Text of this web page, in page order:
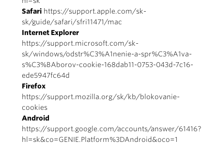
Safari https://support.apple.com/sk-
sk/guide/safari/sfri11471/mac
Internet Explorer
https://support.microsoft.com/sk-
sk/windows/odstr%C3%A1nenie-a-spr%C3%A1va-
s%C3%BAborov-cookie-168dab11-0753-043d-7c16-
ede5947fc64d
Firefox
https://support.mozilla.org/sk/kb/blokovanie-
cookies
Android
https://support.google.com/accounts/answer/61416?
hl=sk&co=GENIE.Platform%3DAndroid&oco=1